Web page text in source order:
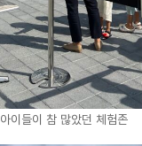
아이들이 참 많았던 체험존